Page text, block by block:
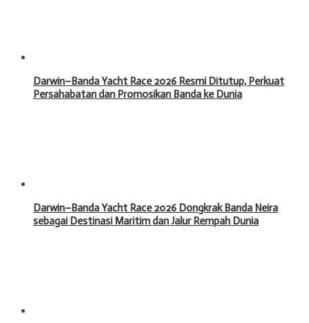
Darwin–Banda Yacht Race 2026 Resmi Ditutup, Perkuat
Persahabatan dan Promosikan Banda ke Dunia
Darwin–Banda Yacht Race 2026 Dongkrak Banda Neira
sebagai Destinasi Maritim dan Jalur Rempah Dunia